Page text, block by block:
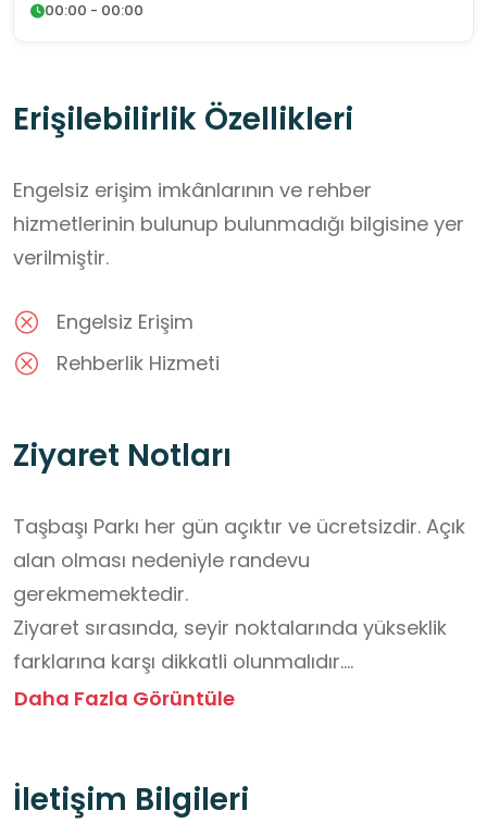
00:00 - 00:00
Erişilebilirlik Özellikleri
Engelsiz erişim imkânlarının ve rehber
hizmetlerinin bulunup bulunmadığı bilgisine yer
verilmiştir.
Engelsiz Erişim
Rehberlik Hizmeti
Ziyaret Notları
Taşbaşı Parkı her gün açıktır ve ücretsizdir. Açık
alan olması nedeniyle randevu
gerekmemektedir.
Ziyaret sırasında, seyir noktalarında yükseklik
farklarına karşı dikkatli olunmalıdır.
Öğrenciler grup hâlinde ve öğretmen
kaçınılmalı, çevre temizliğine özen
Daha Fazla Görüntüle
İletişim Bilgileri